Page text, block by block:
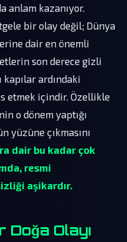
anlam kazanıyor.
bir olay değil; Dünya
dair en önemli
son derece gizli
ardındaki
etmek içindir. Özellikle
o dönem yaptığı
yüzüne çıkmasını
dair bu kadar çok
resmi
aşikardır.
Doğa Olayı